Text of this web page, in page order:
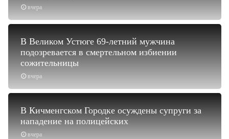
вчера
вчера
В Великом Устюге 69-летний мужчина
подозревается в смертельном избиении
сожительницы
вчера
В Кичменгском Городке осуждены супруги за
нападение на полицейских